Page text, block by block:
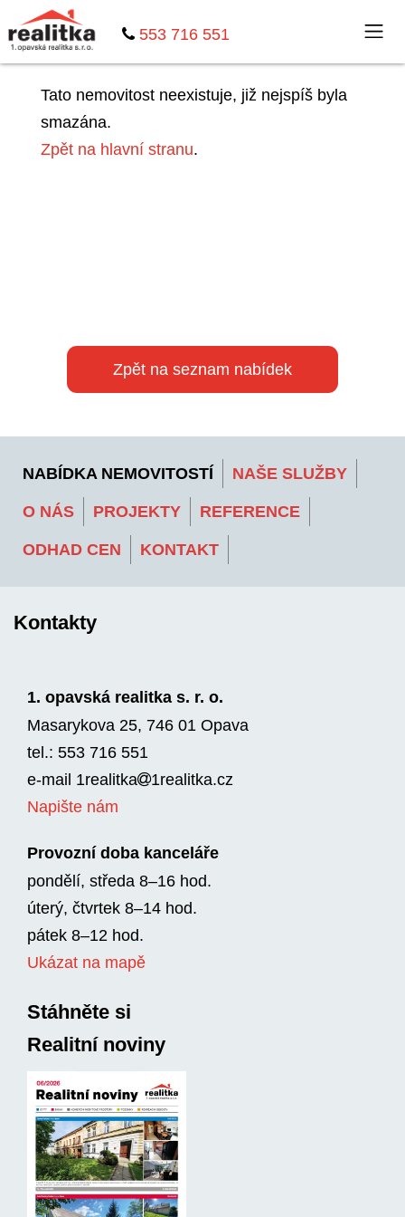
553 716 551
Tato nemovitost neexistuje, již nejspíš byla
smazána.
Zpět na hlavní stranu.
Zpět na seznam nabídek
NABÍDKA NEMOVITOSTÍ NAŠE SLUŽBY
O NÁS PROJEKTY REFERENCE
ODHAD CEN KONTAKT
Kontakty
1. opavská realitka s. r. o.
Masarykova 25, 746 01 Opava
tel.: 553 716 551
e-mail 1realitka
1rea­litka.cz
Napište nám
Provozní doba kanceláře
pondělí, středa 8–16 hod.
úterý, čtvrtek 8–14 hod.
pátek 8–12 hod.
Ukázat na mapě
Stáhněte si
Realitní noviny